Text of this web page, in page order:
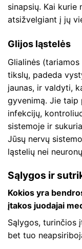
sinapsių. Kai kurie
atsižvelgiant į jų
Glijos ląstelės
Glialinės
tikslų, padeda
jaunas, ir valdyti,
gyvenimą. Jie taip
infekcijų,
sistemoje ir
Jūsų nervų
ląstelių nei
Sąlygos ir
Kokios yra
įtakos juodajai
Sąlygos, turinčios
bet tuo